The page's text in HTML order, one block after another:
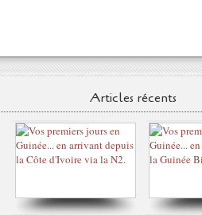
Articles récents